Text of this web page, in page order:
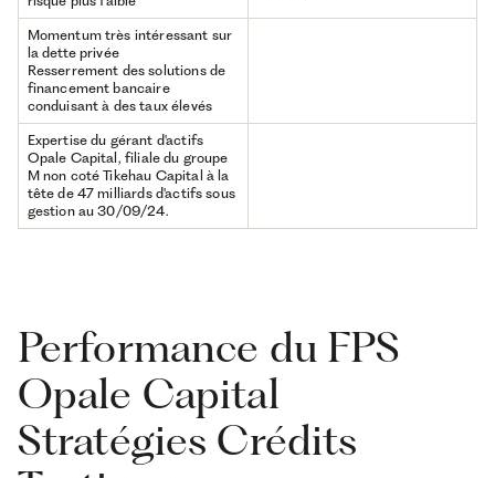
Momentum très intéressant sur
la dette privée
Resserrement des solutions de
financement bancaire
conduisant à des taux élevés
Expertise du gérant d'actifs
Opale Capital, filiale du groupe
M non coté Tikehau Capital à la
tête de 47 milliards d'actifs sous
gestion au 30/09/24.
Performance du FPS
Opale Capital
Stratégies Crédits